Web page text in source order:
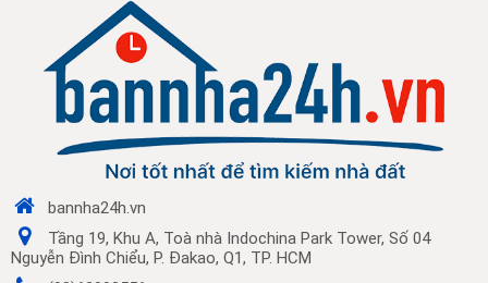
bannha24h.vn
Tầng 19, Khu A, Toà nhà Indochina Park Tower, Số 04
Nguyễn Đình Chiểu, P. Đakao, Q1, TP. HCM